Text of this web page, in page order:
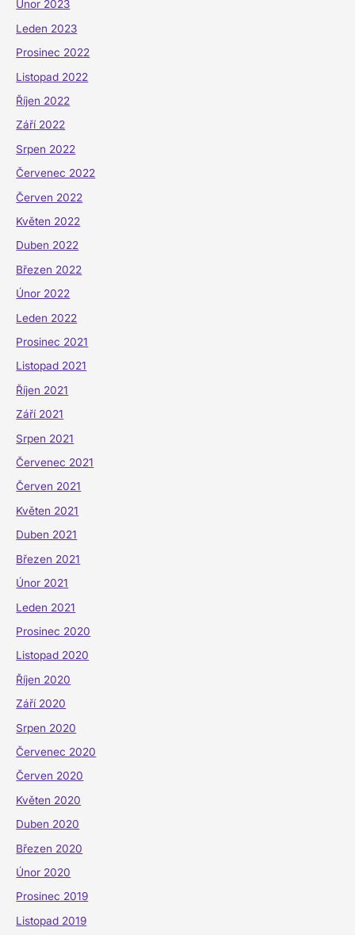
Únor 2023
Leden 2023
Prosinec 2022
Listopad 2022
Říjen 2022
Září 2022
Srpen 2022
Červenec 2022
Červen 2022
Květen 2022
Duben 2022
Březen 2022
Únor 2022
Leden 2022
Prosinec 2021
Listopad 2021
Říjen 2021
Září 2021
Srpen 2021
Červenec 2021
Červen 2021
Květen 2021
Duben 2021
Březen 2021
Únor 2021
Leden 2021
Prosinec 2020
Listopad 2020
Říjen 2020
Září 2020
Srpen 2020
Červenec 2020
Červen 2020
Květen 2020
Duben 2020
Březen 2020
Únor 2020
Prosinec 2019
Listopad 2019